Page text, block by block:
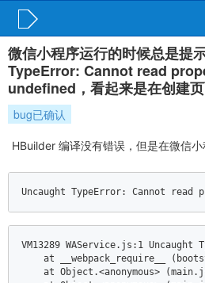
微信小程序运行的时候总是提
TypeError: Cannot read
undefined，看起来是在创建
bug已确认
HBuilder 编译没有错误，但是在微信
Uncaught TypeError: Cannot read
VM13289 WAService.js: 1 Uncaught
at __webpack_require__
    at
Object .<anonymous>